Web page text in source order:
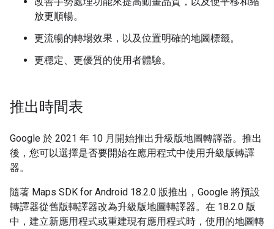
放更順暢。
更流暢的轉場效果，以及位置明確的地圖標籤。
更穩定、更優質的使用者體驗。
推出時間表
Google 於 2021 年 10 月開始推出升級版地圖轉譯器。推出
後，您可以選擇是否要開始在應用程式中使用升級版轉譯
器。
隨著 Maps SDK for Android 18.2.0 版推出，Google 將預設
轉譯器從舊版轉譯器改為升級版地圖轉譯器。在 18.2.0 版
中，建立新應用程式或重建現有應用程式時，使用的地圖轉